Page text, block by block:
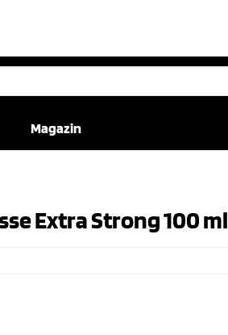
Magazin
Extra Strong 100 ml